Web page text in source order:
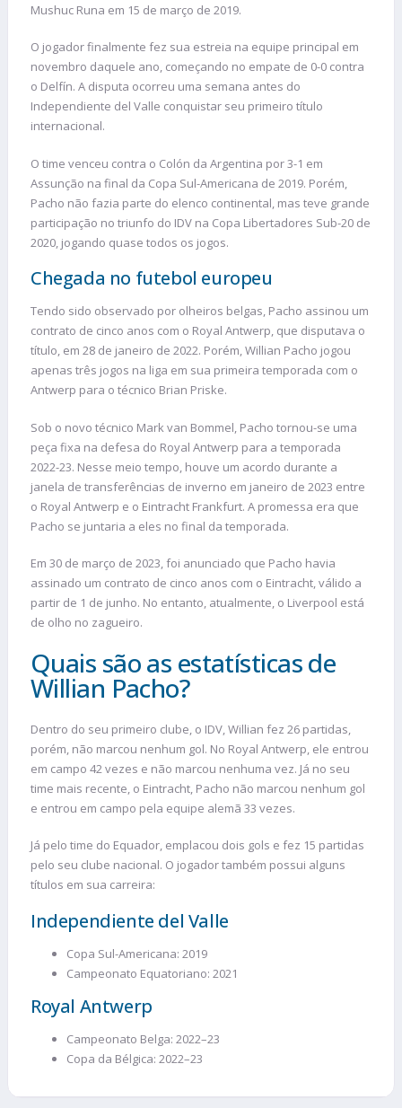
Mushuc Runa em 15 de março de 2019.
O jogador finalmente fez sua estreia na equipe principal em
novembro daquele ano, começando no empate de 0-0 contra
o Delfín. A disputa ocorreu uma semana antes do
Independiente del Valle conquistar seu primeiro título
internacional.
O time venceu contra o Colón da Argentina por 3-1 em
Assunção na final da Copa Sul-Americana de 2019. Porém,
Pacho não fazia parte do elenco continental, mas teve grande
participação no triunfo do IDV na Copa Libertadores Sub-20 de
2020, jogando quase todos os jogos.
Chegada no futebol europeu
Tendo sido observado por olheiros belgas, Pacho assinou um
contrato de cinco anos com o Royal Antwerp, que disputava o
título, em 28 de janeiro de 2022. Porém, Willian Pacho jogou
apenas três jogos na liga em sua primeira temporada com o
Antwerp para o técnico Brian Priske.
Sob o novo técnico Mark van Bommel, Pacho tornou-se uma
peça fixa na defesa do Royal Antwerp para a temporada
2022-23. Nesse meio tempo, houve um acordo durante a
janela de transferências de inverno em janeiro de 2023 entre
o Royal Antwerp e o Eintracht Frankfurt. A promessa era que
Pacho se juntaria a eles no final da temporada.
Em 30 de março de 2023, foi anunciado que Pacho havia
assinado um contrato de cinco anos com o Eintracht, válido a
partir de 1 de junho. No entanto, atualmente, o Liverpool está
de olho no zagueiro.
Quais são as estatísticas de
Willian Pacho?
Dentro do seu primeiro clube, o IDV, Willian fez 26 partidas,
porém, não marcou nenhum gol. No Royal Antwerp, ele entrou
em campo 42 vezes e não marcou nenhuma vez. Já no seu
time mais recente, o Eintracht, Pacho não marcou nenhum gol
e entrou em campo pela equipe alemã 33 vezes.
Já pelo time do Equador, emplacou dois gols e fez 15 partidas
pelo seu clube nacional. O jogador também possui alguns
títulos em sua carreira:
Independiente del Valle
Copa Sul-Americana: 2019
Campeonato Equatoriano: 2021
Royal Antwerp
Campeonato Belga: 2022–23
Copa da Bélgica: 2022–23